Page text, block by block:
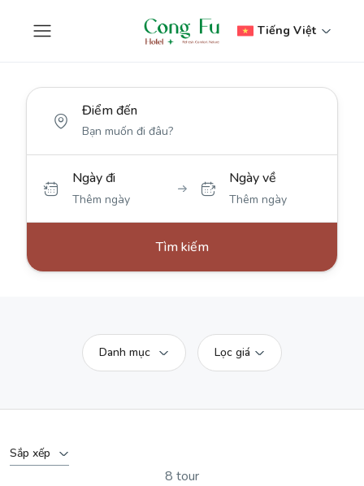
Tiếng Việt
Điểm đến
Ngày đi
Thêm ngày
Ngày về
Thêm ngày
Tìm kiếm
Danh mục Lọc giá
Sắp xếp
8 tour